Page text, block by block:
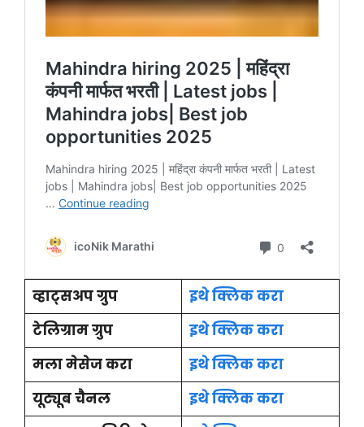
व्हाट्सअप ग्रुप
इथे क्लिक करा
टेलिग्राम ग्रुप
इथे क्लिक करा
मला मेसेज करा
इथे क्लिक करा
यूट्यूब चैनल
इथे क्लिक करा